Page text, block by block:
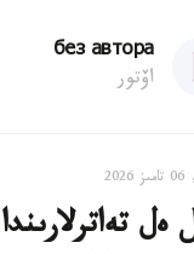
без автора
اۆتور